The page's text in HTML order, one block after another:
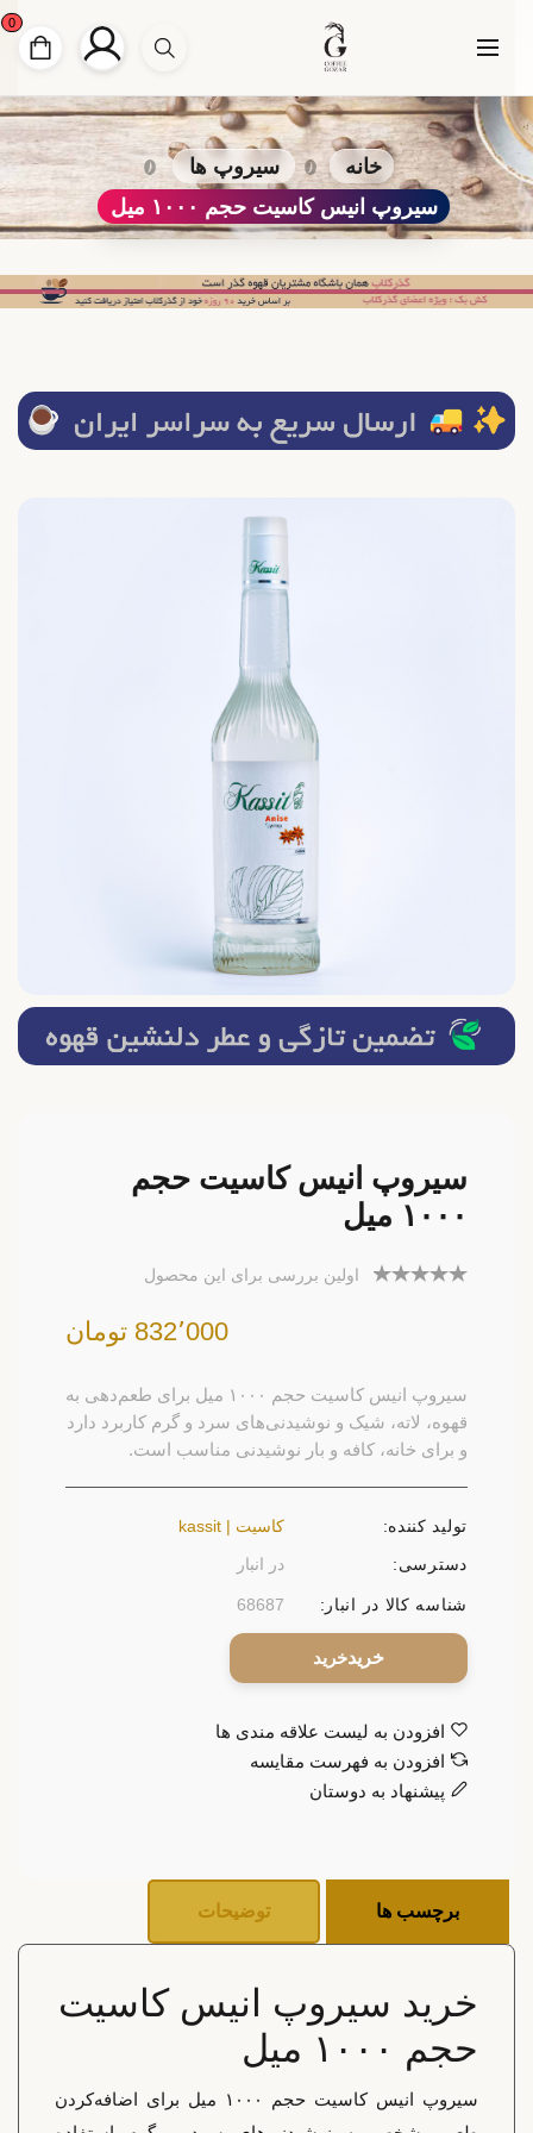
خانه
سیروپ ها
سیروپ انیس کاسیت حجم ۱۰۰۰ میل
سیروپ انیس کاسیت حجم
۱۰۰۰ میل
اولین بررسی برای این محصول
832٬000 تومان
سیروپ انیس کاسیت حجم ۱۰۰۰ میل برای طعم‌دهی به
قهوه، لاته، شیک و نوشیدنی‌های سرد و گرم کاربرد دارد
و برای خانه، کافه و بار نوشیدنی مناسب است.
تولید کننده:
کاسیت | kassit
دسترسی:
در انبار
شناسه کالا در انبار: 68687
خرید
افزودن به لیست علاقه مندی ها
افزودن به فهرست مقایسه
پیشنهاد به دوستان
توضیحات برچسب ها
خرید سیروپ انیس کاسیت
حجم ۱۰۰۰ میل
سیروپ انیس کاسیت حجم ۱۰۰۰ میل برای اضافه‌کردن